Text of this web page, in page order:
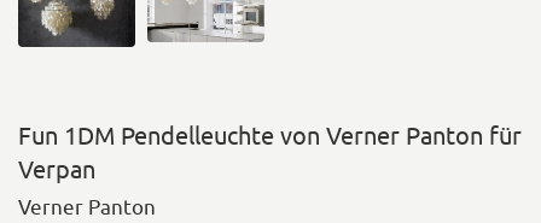
Fun 1DM Pendelleuchte von Verner Panton für
Verpan
Verner Panton